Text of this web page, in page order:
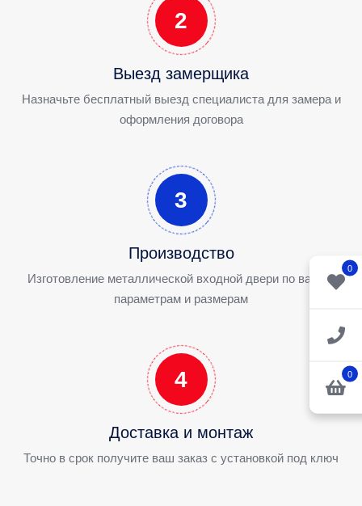
0
0
2
Выезд замерщика
Назначьте бесплатный выезд специалиста для замера и
оформления договора
3
Производство
Изготовление металлической входной двери по вашим
параметрам и размерам
4
Доставка и монтаж
Точно в срок получите ваш заказ с установкой под ключ